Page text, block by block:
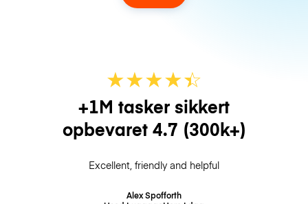
★★★★☆
★
+1M tasker sikkert
opbevaret 4.7 (300k+)
Excellent, friendly and helpful
Alex Spofforth